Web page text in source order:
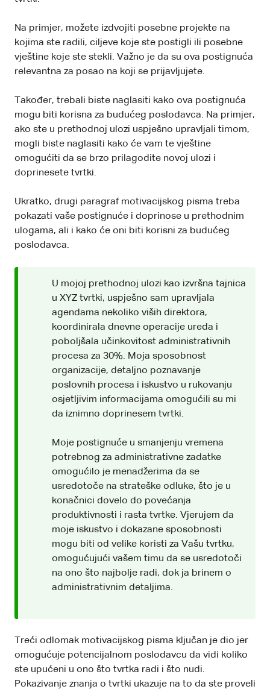
Na primjer, možete izdvojiti posebne projekte na
kojima ste radili, ciljeve koje ste postigli ili posebne
vještine koje ste stekli. Važno je da su ova postignuća
relevantna za posao na koji se prijavljujete.
Također, trebali biste naglasiti kako ova postignuća
mogu biti korisna za budućeg poslodavca. Na primjer,
ako ste u prethodnoj ulozi uspješno upravljali timom,
mogli biste naglasiti kako će vam te vještine
omogućiti da se brzo prilagodite novoj ulozi i
doprinesete tvrtki.
Ukratko, drugi paragraf motivacijskog pisma treba
pokazati vaše postignuće i doprinose u prethodnim
ulogama, ali i kako će oni biti korisni za budućeg
poslodavca.
U mojoj prethodnoj ulozi kao izvršna tajnica
u XYZ tvrtki, uspješno sam upravljala
agendama nekoliko viših direktora,
koordinirala dnevne operacije ureda i
poboljšala učinkovitost administrativnih
procesa za 30%. Moja sposobnost
organizacije, detaljno poznavanje
poslovnih procesa i iskustvo u rukovanju
osjetljivim informacijama omogućili su mi
da iznimno doprinesem tvrtki.
Moje postignuće u smanjenju vremena
potrebnog za administrativne zadatke
omogućilo je menadžerima da se
usredotoče na strateške odluke, što je u
konačnici dovelo do povećanja
produktivnosti i rasta tvrtke. Vjerujem da
moje iskustvo i dokazane sposobnosti
mogu biti od velike koristi za Vašu tvrtku,
omogućujući vašem timu da se usredotoči
na ono što najbolje radi, dok ja brinem o
administrativnim detaljima.
Treći odlomak motivacijskog pisma ključan je dio jer
omogućuje potencijalnom poslodavcu da vidi koliko
ste upućeni u ono što tvrtka radi i što nudi.
Pokazivanje znanja o tvrtki ukazuje na to da ste proveli